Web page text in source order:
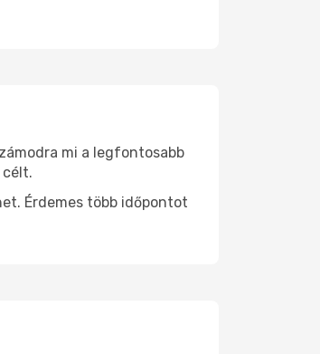
mi a legfontosabb
célt.
Érdemes több időpontot